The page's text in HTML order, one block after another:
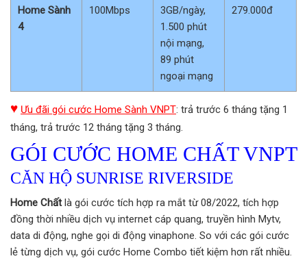
Home Sành
4
100Mbps
3GB/ngày,
1.500 phút
nội mạng,
89 phút
ngoại mạng
279.000đ
♥ Ưu đãi gói cước Home Sành VNPT: trả trước 6 tháng tặng 1
tháng, trả trước 12 tháng tặng 3 tháng.
GÓI CƯỚC HOME CHẤT VNPT
CĂN HỘ SUNRISE RIVERSIDE
Home Chấtlà gói cước tích hợp ra mắt từ 08/2022, tích hợp
đồng thời nhiều dịch vụ internet cáp quang, truyền hình Mytv,
data di động, nghe gọi di động vinaphone. So với các gói cước
lẻ từng dịch vụ, gói cước Home Combo tiết kiệm hơn rất nhiều.